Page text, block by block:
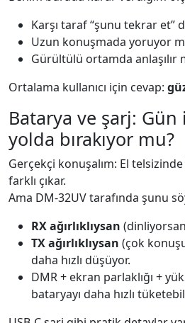
Karşı taraf “şunu tekrar et”
Uzun konuşmada yoruyor
Gürültülü ortamda anlaşılır
Ortalama kullanıcı için cevap:
Batarya ve şarj: Gün
yolda bırakıyor mu?
Gerçekçi konuşalım: El
farklı çıkar.
Ama DM-32UV tarafında şunu
RX ağırlıklıysan
TX ağırlıklıysan (çok
daha hızlı düşüyor.
DMR + ekran parlaklığı +
bataryayı daha hızlı